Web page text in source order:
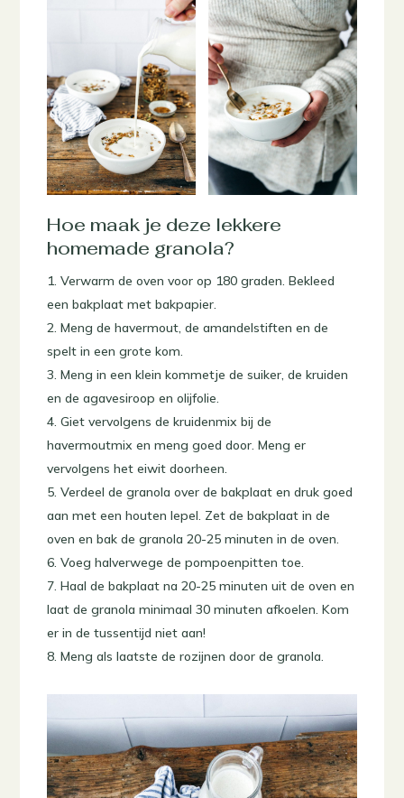
Hoe maak je deze lekkere
homemade granola?
Verwarm de oven voor op 180 graden. Bekleed
een bakplaat met bakpapier.
Meng de havermout, de amandelstiften en de
spelt in een grote kom.
Meng in een klein kommetje de suiker, de kruiden
en de agavesiroop en olijfolie.
Giet vervolgens de kruidenmix bij de
havermoutmix en meng goed door. Meng er
vervolgens het eiwit doorheen.
Verdeel de granola over de bakplaat en druk goed
aan met een houten lepel. Zet de bakplaat in de
oven en bak de granola 20-25 minuten in de oven.
Voeg halverwege de pompoenpitten toe.
Haal de bakplaat na 20-25 minuten uit de oven en
laat de granola minimaal 30 minuten afkoelen. Kom
er in de tussentijd niet aan!
Meng als laatste de rozijnen door de granola.